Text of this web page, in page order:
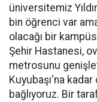
üniversitemiz
bin öğrenci var
olacağı bir
Şehir Hastanesi,
metrosunu
Kuyubaşı'na
bağlıyoruz. Bir